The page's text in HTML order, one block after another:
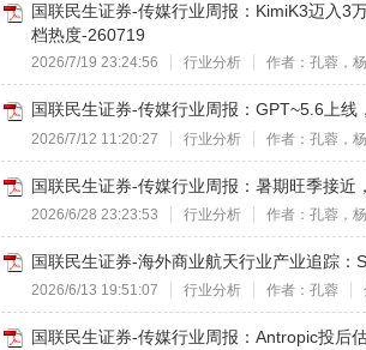
国联民生证券-传媒行业周报：KimiK3迈入3
档热度-260719
2026/7/19 23:24:56 行业分析 作者：孔蓉，
国联民生证券-传媒行业周报：GPT~5.6上
2026/7/12 11:20:27 行业分析 作者：孔蓉，
国联民生证券-传媒行业周报：暑期旺季接
2026/6/28 23:23:53 行业分析 作者：孔蓉，
国联民生证券-海外商业航天行业产业追踪
2026/6/13 19:51:07 行业分析 作者：孔蓉
国联民生证券-传媒行业周报：Antropic投后